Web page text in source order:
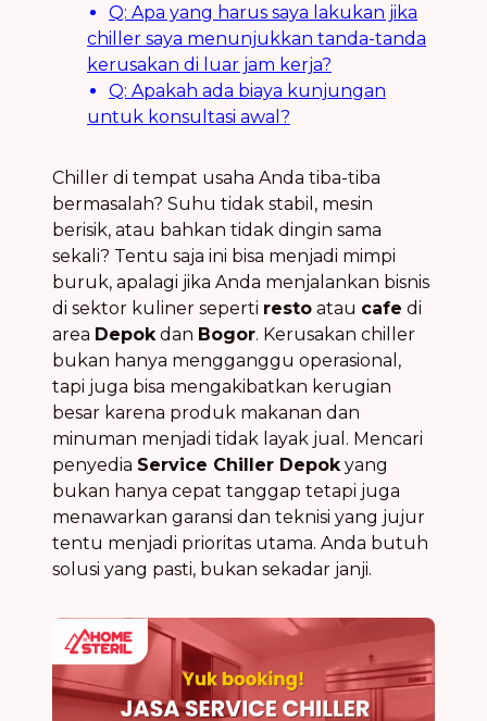
Q: Apa yang harus saya lakukan jika
chiller saya menunjukkan tanda-tanda
kerusakan di luar jam kerja?
Q: Apakah ada biaya kunjungan
untuk konsultasi awal?
Chiller di tempat usaha Anda tiba-tiba
bermasalah? Suhu tidak stabil, mesin
berisik, atau bahkan tidak dingin sama
sekali? Tentu saja ini bisa menjadi mimpi
buruk, apalagi jika Anda menjalankan bisnis
di sektor kuliner seperti resto atau cafe di
area Depok dan Bogor. Kerusakan chiller
bukan hanya mengganggu operasional,
tapi juga bisa mengakibatkan kerugian
besar karena produk makanan dan
minuman menjadi tidak layak jual. Mencari
penyedia Service Chiller Depok yang
bukan hanya cepat tanggap tetapi juga
menawarkan garansi dan teknisi yang jujur
tentu menjadi prioritas utama. Anda butuh
solusi yang pasti, bukan sekadar janji.